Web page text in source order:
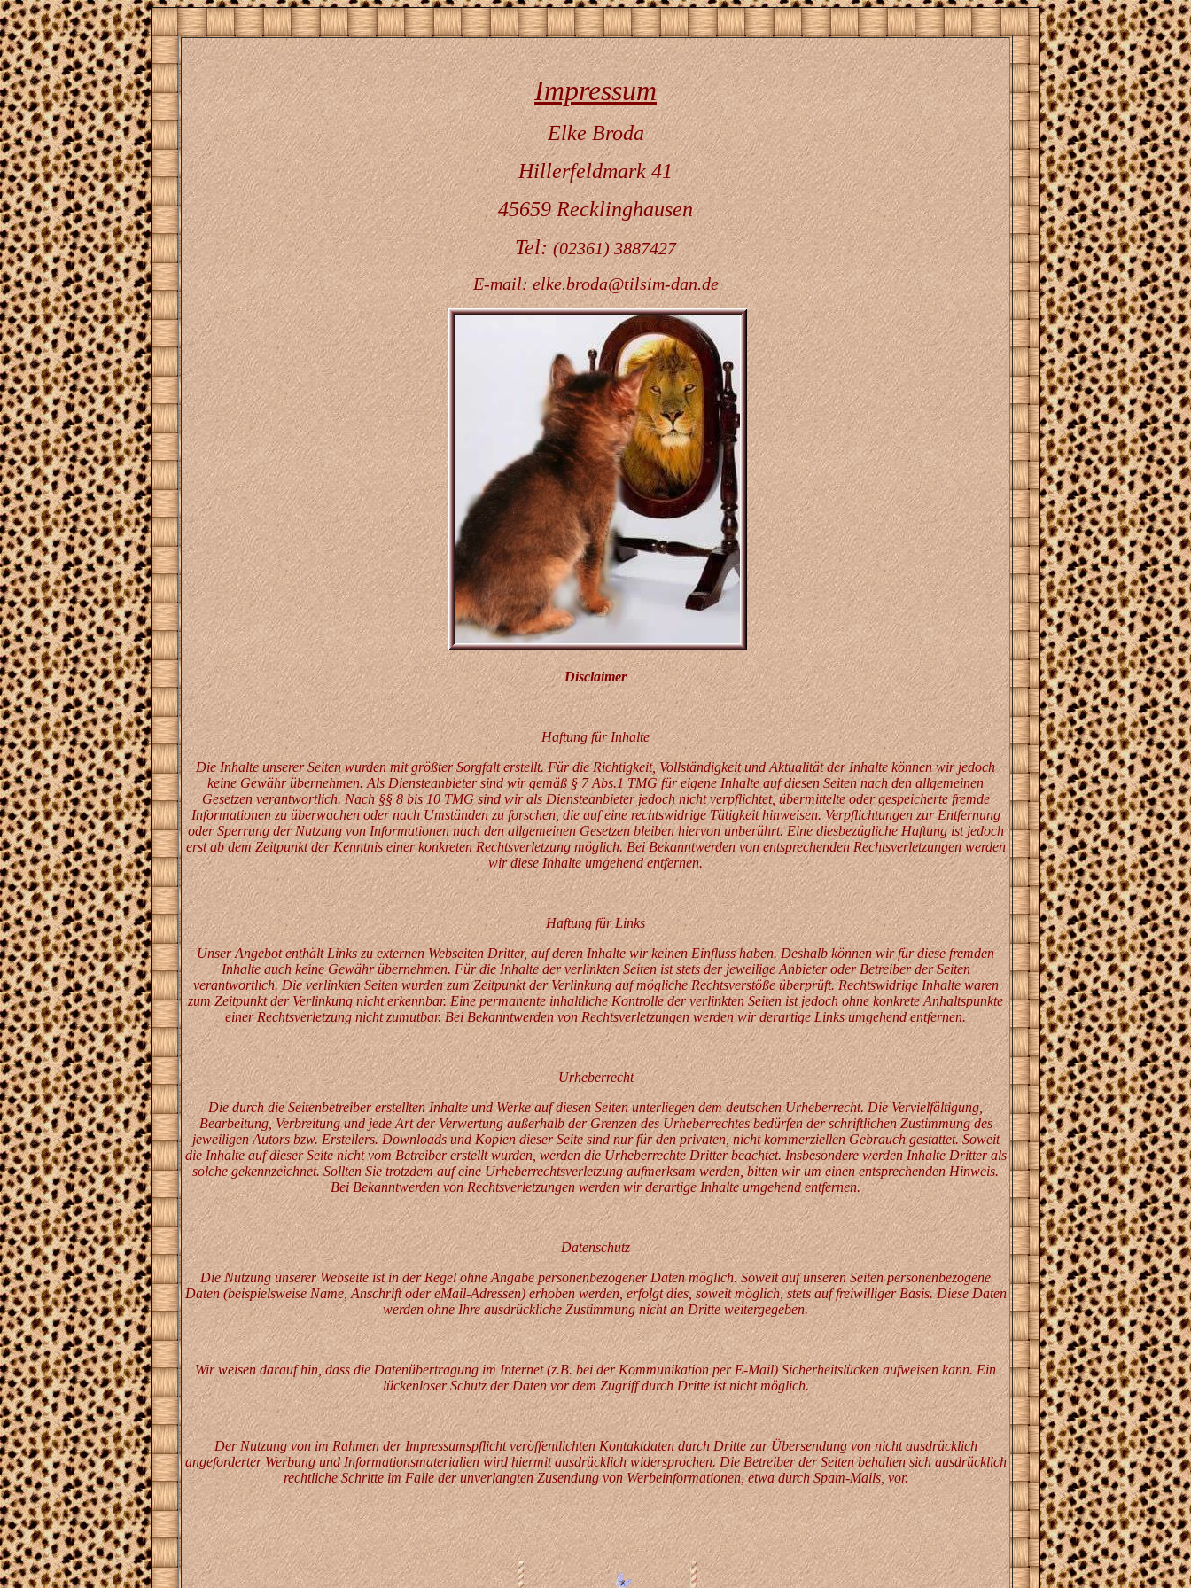
Impressum
Elke Broda
Hillerfeldmark 41
45659 Recklinghausen
Tel:(02361) 3887427
E-mail: elke.broda@tilsim-dan.de
Disclaimer
Haftung für Inhalte
Die Inhalte unserer Seiten wurden mit größter Sorgfalt erstellt. Für die Richtigkeit, Vollständigkeit und Aktualität der Inhalte können wir jedoch
keine Gewähr übernehmen. Als Diensteanbieter sind wir gemäß § 7 Abs.1 TMG für eigene Inhalte auf diesen Seiten nach den allgemeinen
Gesetzen verantwortlich. Nach §§ 8 bis 10 TMG sind wir als Diensteanbieter jedoch nicht verpflichtet, übermittelte oder gespeicherte fremde
Informationen zu überwachen oder nach Umständen zu forschen, die auf eine rechtswidrige Tätigkeit hinweisen. Verpflichtungen zur Entfernung
oder Sperrung der Nutzung von Informationen nach den allgemeinen Gesetzen bleiben hiervon unberührt. Eine diesbezügliche Haftung ist jedoch
erst ab dem Zeitpunkt der Kenntnis einer konkreten Rechtsverletzung möglich. Bei Bekanntwerden von entsprechenden Rechtsverletzungen werden
wir diese Inhalte umgehend entfernen.
Haftung für Links
Unser Angebot enthält Links zu externen Webseiten Dritter, auf deren Inhalte wir keinen Einfluss haben. Deshalb können wir für diese fremden
Inhalte auch keine Gewähr übernehmen. Für die Inhalte der verlinkten Seiten ist stets der jeweilige Anbieter oder Betreiber der Seiten
verantwortlich. Die verlinkten Seiten wurden zum Zeitpunkt der Verlinkung auf mögliche Rechtsverstöße überprüft. Rechtswidrige Inhalte waren
zum Zeitpunkt der Verlinkung nicht erkennbar. Eine permanente inhaltliche Kontrolle der verlinkten Seiten ist jedoch ohne konkrete Anhaltspunkte
einer Rechtsverletzung nicht zumutbar. Bei Bekanntwerden von Rechtsverletzungen werden wir derartige Links umgehend entfernen.
Urheberrecht
Die durch die Seitenbetreiber erstellten Inhalte und Werke auf diesen Seiten unterliegen dem deutschen Urheberrecht. Die Vervielfältigung,
Bearbeitung, Verbreitung und jede Art der Verwertung außerhalb der Grenzen des Urheberrechtes bedürfen der schriftlichen Zustimmung des
jeweiligen Autors bzw. Erstellers. Downloads und Kopien dieser Seite sind nur für den privaten, nicht kommerziellen Gebrauch gestattet. Soweit
die Inhalte auf dieser Seite nicht vom Betreiber erstellt wurden, werden die Urheberrechte Dritter beachtet. Insbesondere werden Inhalte Dritter als
solche gekennzeichnet. Sollten Sie trotzdem auf eine Urheberrechtsverletzung aufmerksam werden, bitten wir um einen entsprechenden Hinweis.
Bei Bekanntwerden von Rechtsverletzungen werden wir derartige Inhalte umgehend entfernen.
Datenschutz
Die Nutzung unserer Webseite ist in der Regel ohne Angabe personenbezogener Daten möglich. Soweit auf unseren Seiten personenbezogene
Daten (beispielsweise Name, Anschrift oder eMail-Adressen) erhoben werden, erfolgt dies, soweit möglich, stets auf freiwilliger Basis. Diese Daten
werden ohne Ihre ausdrückliche Zustimmung nicht an Dritte weitergegeben.
Wir weisen darauf hin, dass die Datenübertragung im Internet (z.B. bei der Kommunikation per E-Mail) Sicherheitslücken aufweisen kann. Ein
lückenloser Schutz der Daten vor dem Zugriff durch Dritte ist nicht möglich.
Der Nutzung von im Rahmen der Impressumspflicht veröffentlichten Kontaktdaten durch Dritte zur Übersendung von nicht ausdrücklich
angeforderter Werbung und Informationsmaterialien wird hiermit ausdrücklich widersprochen. Die Betreiber der Seiten behalten sich ausdrücklich
rechtliche Schritte im Falle der unverlangten Zusendung von Werbeinformationen, etwa durch Spam-Mails, vor.